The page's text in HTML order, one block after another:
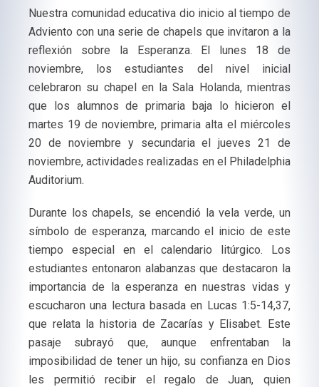
Nuestra comunidad educativa dio inicio al tiempo de
Adviento con una serie de chapels que invitaron a la
reflexión sobre la Esperanza. El lunes 18 de
noviembre, los estudiantes del nivel inicial
celebraron su chapel en la Sala Holanda, mientras
que los alumnos de primaria baja lo hicieron el
martes 19 de noviembre, primaria alta el miércoles
20 de noviembre y secundaria el jueves 21 de
noviembre, actividades realizadas en el Philadelphia
Auditorium.
Durante los chapels, se encendió la vela verde, un
símbolo de esperanza, marcando el inicio de este
tiempo especial en el calendario litúrgico. Los
estudiantes entonaron alabanzas que destacaron la
importancia de la esperanza en nuestras vidas y
escucharon una lectura basada en Lucas 1:5-14,37,
que relata la historia de Zacarías y Elisabet. Este
pasaje subrayó que, aunque enfrentaban la
imposibilidad de tener un hijo, su confianza en Dios
les permitió recibir el regalo de Juan, quien